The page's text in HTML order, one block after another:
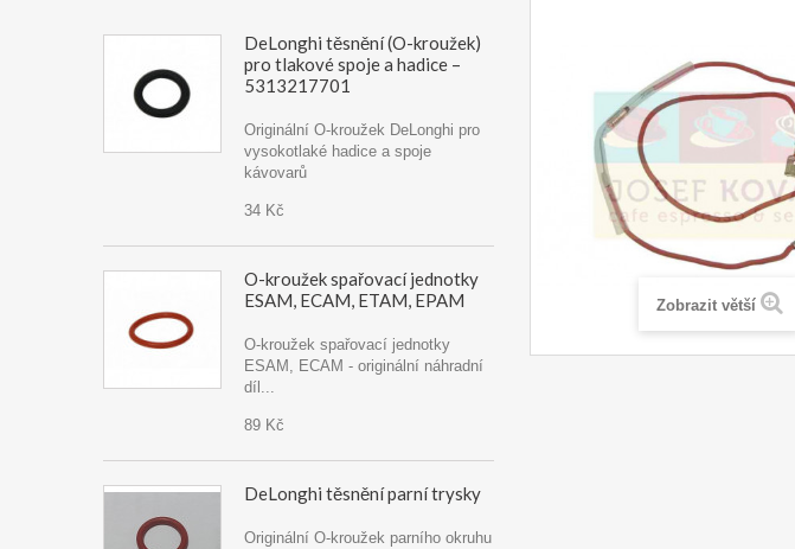
DeLonghi těsnění (O-kroužek)
pro tlakové spoje a hadice –
5313217701
Originální O-kroužek DeLonghi pro
vysokotlaké hadice a spoje
kávovarů
34 Kč
O-kroužek spařovací jednotky
ESAM, ECAM, ETAM, EPAM
O-kroužek spařovací jednotky
ESAM, ECAM - originální náhradní
díl...
89 Kč
DeLonghi těsnění parní trysky
Originální O-kroužek parního okruhu
Zobrazit větší